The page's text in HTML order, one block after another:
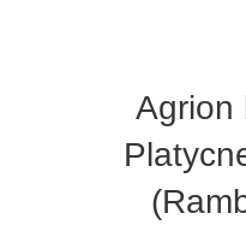
Agrion